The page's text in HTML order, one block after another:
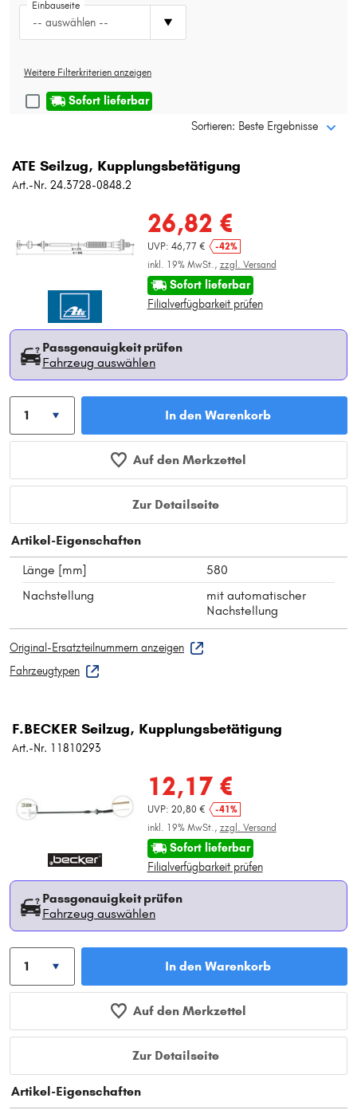
Typ wählen
Einbauseite
-- auswählen --
Weitere Filterkriterien anzeigen
Sofort lieferbar
Sortieren: Beste Ergebnisse
ATE Seilzug, Kupplungsbetätigung
Art.-Nr. 24.3728-0848.2
26,82 €
UVP: 46,77 €
-42%
inkl. 19% MwSt., zzgl. Versand
Sofort lieferbar
Filialverfügbarkeit prüfen
Passgenauigkeit prüfen
Fahrzeug auswählen
In den Warenkorb
Auf den Merkzettel
Zur Detailseite
Artikel-Eigenschaften
Länge [mm]
580
Nachstellung
mit automatischer
Nachstellung
Original-Ersatzteilnummern anzeigen
Fahrzeugtypen
F.BECKER Seilzug, Kupplungsbetätigung
Art.-Nr. 11810293
12,17 €
UVP: 20,80 €
-41%
inkl. 19% MwSt., zzgl. Versand
Sofort lieferbar
Filialverfügbarkeit prüfen
Passgenauigkeit prüfen
Fahrzeug auswählen
In den Warenkorb
Auf den Merkzettel
Zur Detailseite
Artikel-Eigenschaften